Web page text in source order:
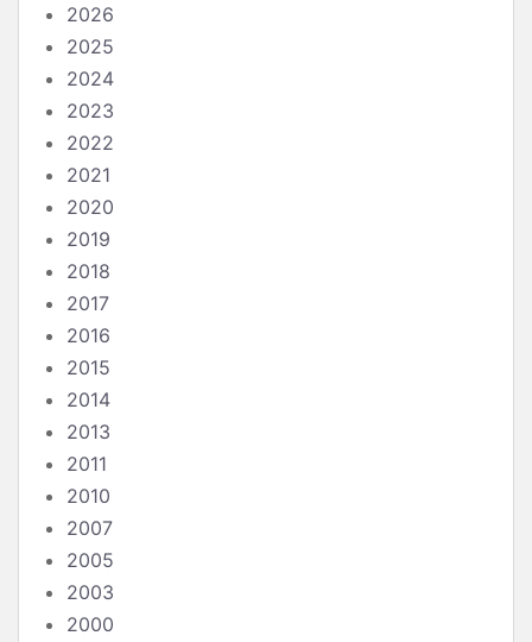
2026
2025
2024
2023
2022
2021
2020
2019
2018
2017
2016
2015
2014
2013
2011
2010
2007
2005
2003
2000